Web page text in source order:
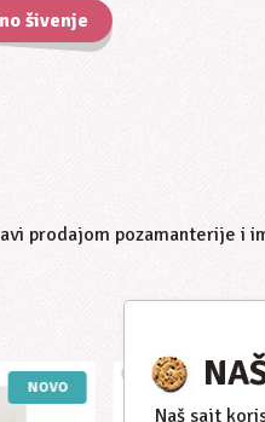
šivenje
prodajom pozamanterije i
NOVO
Naš sajt